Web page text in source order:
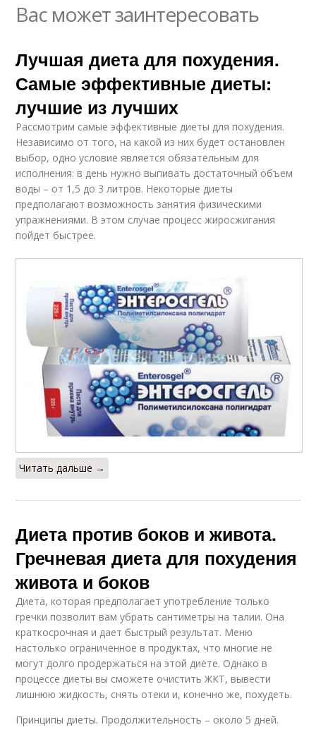
Вас может заинтересовать
Лучшая диета для похудения.
Самые эффективные диеты:
лучшие из лучших
Рассмотрим самые эффективные диеты для похудения.
Независимо от того, на какой из них будет остановлен
выбор, одно условие является обязательным для
исполнения: в день нужно выпивать достаточный объем
воды – от 1,5 до 3 литров. Некоторые диеты
предполагают возможность занятия физическими
упражнениями. В этом случае процесс жиросжигания
пойдет быстрее.
Читать дальше →
Диета против боков и живота.
Гречневая диета для похудения
живота и боков
Диета, которая предполагает употребление только
гречки позволит вам убрать сантиметры на талии. Она
краткосрочная и дает быстрый результат. Меню
настолько ограниченное в продуктах, что многие не
могут долго продержаться на этой диете. Однако в
процессе диеты вы сможете очистить ЖКТ, вывести
лишнюю жидкость, снять отеки и, конечно же, похудеть.
Принципы диеты. Продолжительность – около 5 дней.